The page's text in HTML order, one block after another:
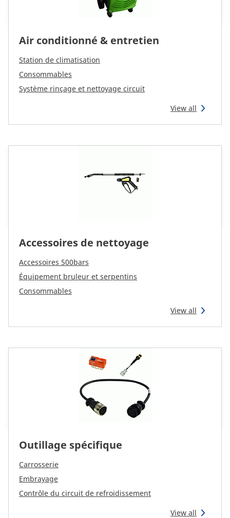
Air conditionné & entretien
Station de climatisation
Consommables
Système rinçage et nettoyage circuit
View all
Accessoires de nettoyage
Accessoires 500bars
Équipement bruleur et serpentins
Consommables
View all
Outillage spécifique
Carrosserie
Embrayage
Contrôle du circuit de refroidissement
View all